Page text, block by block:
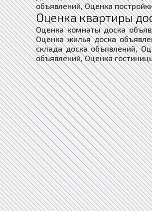
объявлений, Оценка
Оценка квартиры
Оценка комнаты доска
Оценка жилья доска
склада доска объявлений,
объявлений, Оценка